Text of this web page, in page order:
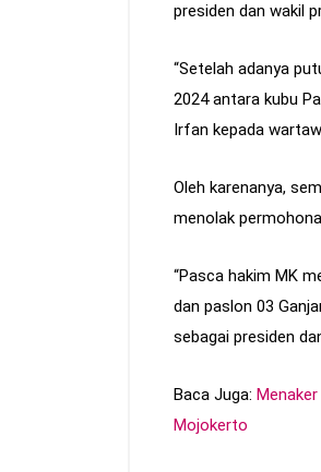
presiden dan wakil
“Setelah adanya
2024 antara kubu
Irfan kepada
Oleh karenanya,
menolak
“Pasca hakim MK
dan paslon 03
sebagai presiden
Baca Juga:
Mojokerto